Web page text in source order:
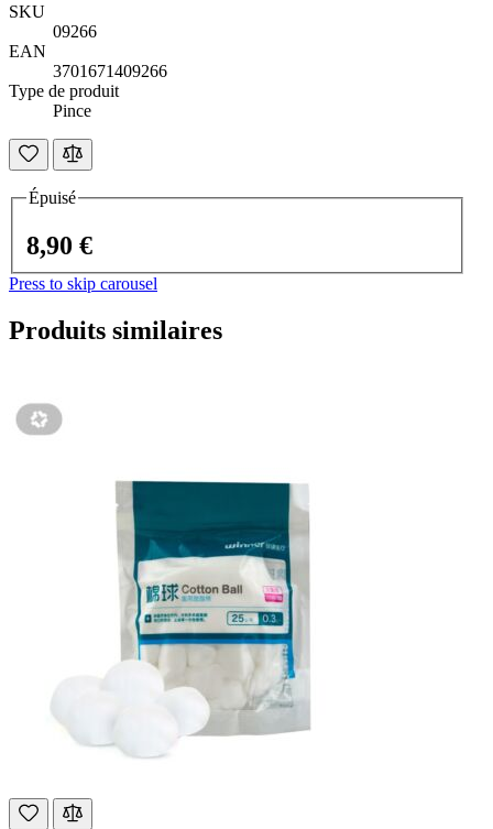
SKU
09266
EAN
3701671409266
Type de produit
Pince
Épuisé
8,90 €
Press to skip carousel
Produits similaires